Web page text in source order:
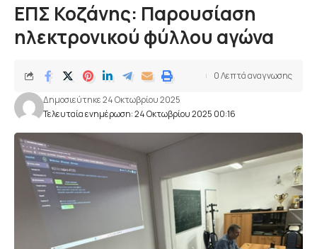
ΕΠΣ Κοζάνης: Παρουσίαση
ηλεκτρονικού φύλλου αγώνα
Τελευταία ενημέρωση: 24 Οκτωβρίου 2025 00:16
Δημοσιεύτηκε 24 Οκτωβρίου 2025
0 Λεπτά αναγνωσης